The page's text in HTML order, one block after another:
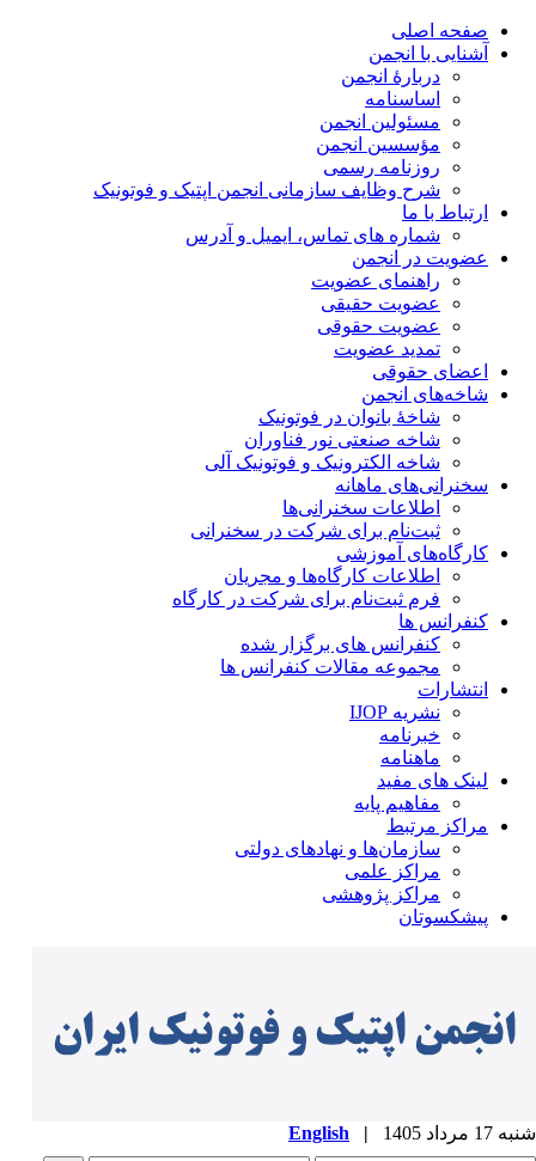
صفحه اصلی
آشنایی با انجمن
دربارۀ انجمن
اساسنامه
مسئولین انجمن
مؤسسین انجمن
روزنامه رسمی
شرح وظایف سازمانی انجمن اپتیک و فوتونیک
ارتباط با ما
شماره های تماس، ایمیل و آدرس
عضویت در انجمن
راهنمای عضویت
عضویت حقیقی
عضویت حقوقی
تمدید عضویت
اعضای حقوقی
شاخه‌های انجمن
شاخۀ بانوان در فوتونیک
شاخه صنعتی نور فناوران
شاخه‌ الکترونیک و فوتونیک آلی
سخنرانی‌های ماهانه
اطلاعات سخنرانی‌‌ها
ثبت‌نام برای شرکت در سخنرانی
کارگاه‌های آموزشی
اطلاعات کارگاه‌ها و مجریان
فرم ثبت‌نام برای شرکت در کارگاه
کنفرانس ها
کنفرانس های برگزار شده
مجموعه مقالات کنفرانس ها
انتشارات
نشریه IJOP
خبرنامه
ماهنامه
لینک های مفید
مفاهیم پایه
مراکز مرتبط
سازمان‌ها و نهادهای دولتی
مراکز علمی
مراکز پژوهشی
پیشکسوتان
مرداد 1405 |
English